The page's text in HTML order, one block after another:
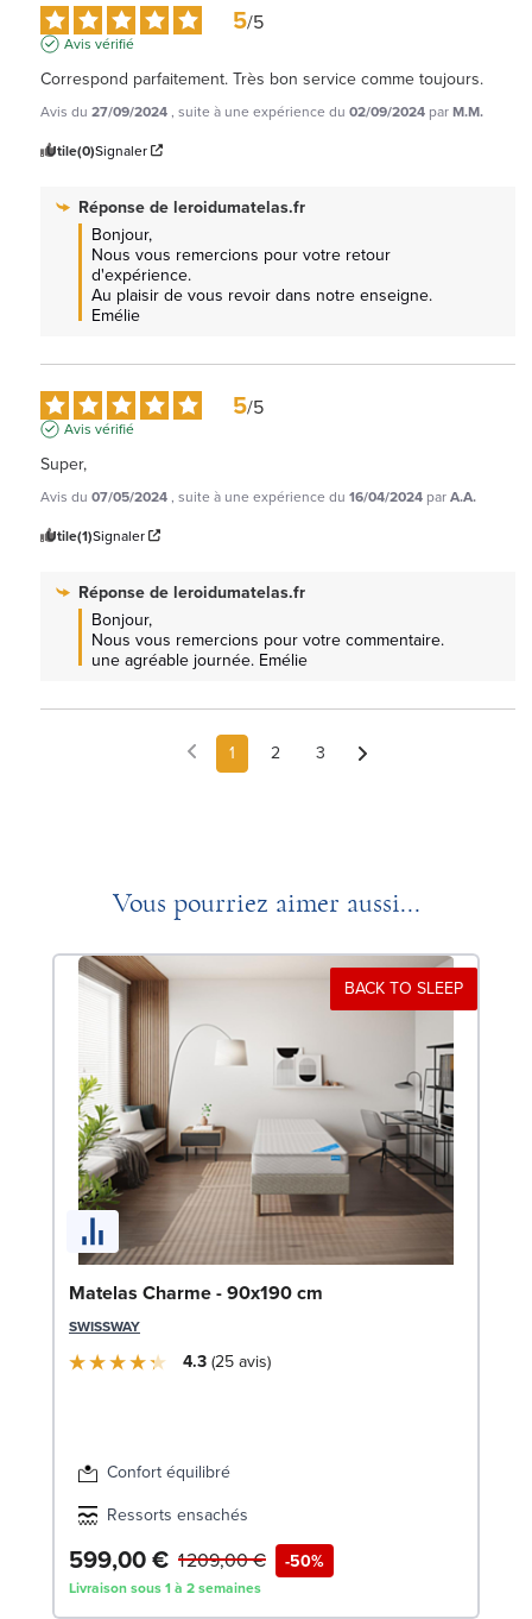
5/5
Avis vérifié
Correspond parfaitement. Très bon service comme toujours.
Avis du 27/09/2024, suite à une expérience du 02/09/2024 parM.M.
Utile(0)Signaler
Réponse de leroidumatelas.fr
Bonjour,
Nous vous remercions pour votre retour
d'expérience.
Au plaisir de vous revoir dans notre enseigne.
Emélie
5/5
Avis vérifié
Super,
Avis du 07/05/2024, suite à une expérience du 16/04/2024 parA.A.
Utile(1)Signaler
Réponse de leroidumatelas.fr
Bonjour,
Nous vous remercions pour votre commentaire.
une agréable journée. Emélie
1 2 3
Vous pourriez aimer aussi...
BACK TO SLEEP
Matelas Charme - 90x190 cm
SWISSWAY
4.3 25avis
Confort équilibré
Ressorts ensachés
599,00 € -50%
1 209,00 €
Livraison sous 1 à 2 semaines